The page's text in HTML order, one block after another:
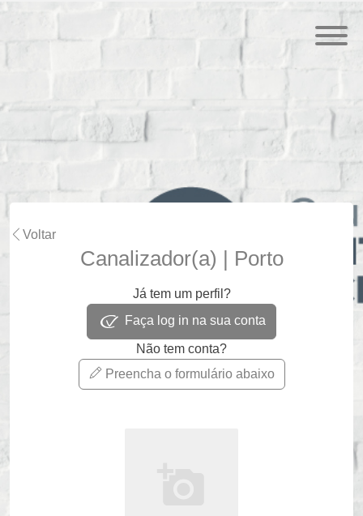
Voltar
Canalizador(a) | Porto
Já tem um perfil?
Faça log in na sua conta
Não tem conta?
Preencha o formulário abaixo